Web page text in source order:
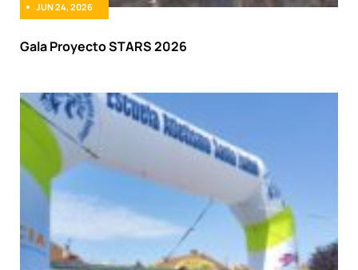
JUN 24, 2026
Gala Proyecto STARS 2026